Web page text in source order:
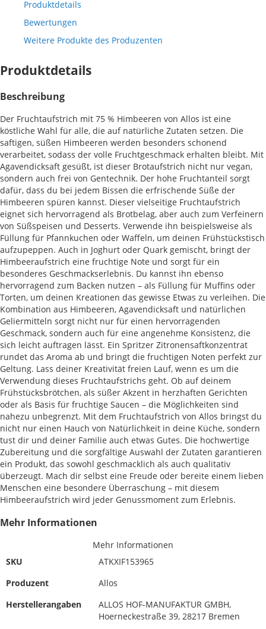
Produktdetails
Bewertungen
Weitere Produkte des Produzenten
Produktdetails
Beschreibung
Der Fruchtaufstrich mit 75 % Himbeeren von Allos ist eine
köstliche Wahl für alle, die auf natürliche Zutaten setzen. Die
saftigen, süßen Himbeeren werden besonders schonend
verarbeitet, sodass der volle Fruchtgeschmack erhalten bleibt. Mit
Agavendicksaft gesüßt, ist dieser Brotaufstrich nicht nur vegan,
sondern auch frei von Gentechnik. Der hohe Fruchtanteil sorgt
dafür, dass du bei jedem Bissen die erfrischende Süße der
Himbeeren spüren kannst. Dieser vielseitige Fruchtaufstrich
eignet sich hervorragend als Brotbelag, aber auch zum Verfeinern
von Süßspeisen und Desserts. Verwende ihn beispielsweise als
Füllung für Pfannkuchen oder Waffeln, um deinen Frühstückstisch
aufzupeppen. Auch in Joghurt oder Quark gemischt, bringt der
Himbeeraufstrich eine fruchtige Note und sorgt für ein
besonderes Geschmackserlebnis. Du kannst ihn ebenso
hervorragend zum Backen nutzen – als Füllung für Muffins oder
Torten, um deinen Kreationen das gewisse Etwas zu verleihen. Die
Kombination aus Himbeeren, Agavendicksaft und natürlichen
Geliermitteln sorgt nicht nur für einen hervorragenden
Geschmack, sondern auch für eine angenehme Konsistenz, die
sich leicht auftragen lässt. Ein Spritzer Zitronensaftkonzentrat
rundet das Aroma ab und bringt die fruchtigen Noten perfekt zur
Geltung. Lass deiner Kreativität freien Lauf, wenn es um die
Verwendung dieses Fruchtaufstrichs geht. Ob auf deinem
Frühstücksbrötchen, als süßer Akzent in herzhaften Gerichten
oder als Basis für fruchtige Saucen – die Möglichkeiten sind
nahezu unbegrenzt. Mit dem Fruchtaufstrich von Allos bringst du
nicht nur einen Hauch von Natürlichkeit in deine Küche, sondern
tust dir und deiner Familie auch etwas Gutes. Die hochwertige
Zubereitung und die sorgfältige Auswahl der Zutaten garantieren
ein Produkt, das sowohl geschmacklich als auch qualitativ
überzeugt. Mach dir selbst eine Freude oder bereite einem lieben
Menschen eine besondere Überraschung – mit diesem
Himbeeraufstrich wird jeder Genussmoment zum Erlebnis.
Mehr Informationen
Mehr Informationen
SKU
ATKXIF153965
Produzent
Allos
Herstellerangaben
ALLOS HOF-MANUFAKTUR GMBH,
Hoerneckestraße 39, 28217 Bremen